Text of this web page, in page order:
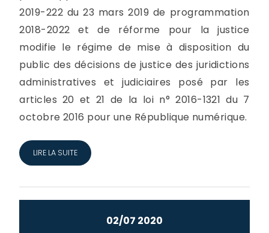
2019-222 du 23 mars 2019 de programmation
2018-2022 et de réforme pour la justice
modifie le régime de mise à disposition du
public des décisions de justice des juridictions
administratives et judiciaires posé par les
articles 20 et 21 de la loi n° 2016-1321 du 7
octobre 2016 pour une République numérique.
LIRE LA SUITE
02/07 2020